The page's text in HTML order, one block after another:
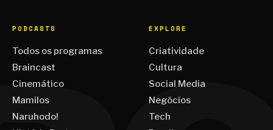
PODCASTS
Todos os programas
Braincast
Cinemático
Mamilos
Naruhodo!
EXPLORE
Criatividade
Cultura
Social Media
Negócios
Tech